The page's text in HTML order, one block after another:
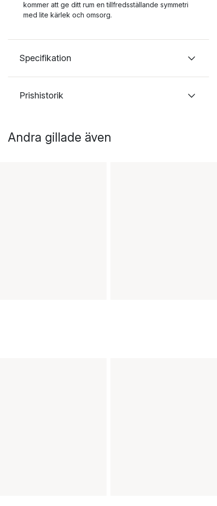
kommer att ge ditt rum en tillfredsställande symmetri
med lite kärlek och omsorg.
Specifikation
Prishistorik
Andra gillade även